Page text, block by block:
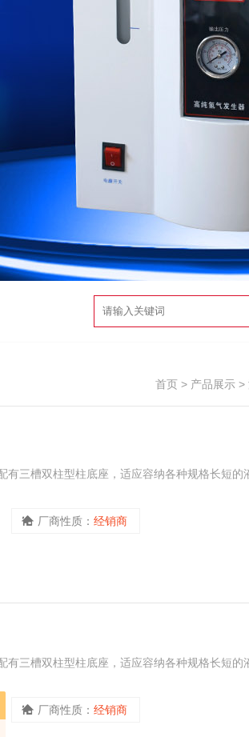
首页 > 产品展示 >
三槽双柱型柱底座，适应容纳各种规格长短的
厂商性质： 经销商
三槽双柱型柱底座，适应容纳各种规格长短的
厂商性质： 经销商